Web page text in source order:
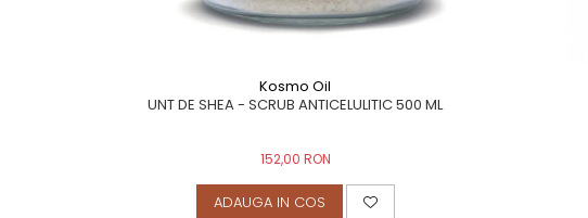
Kosmo Oil
UNT DE SHEA - SCRUB ANTICELULITIC 500 ML
152,00 RON
ADAUGA IN COS